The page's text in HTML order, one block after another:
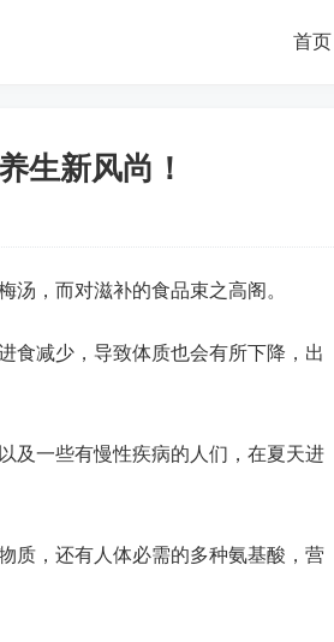
首页
生新风尚！
汤，而对滋补的食品束之高阁。
食减少，导致体质也会有所下降，出
及一些有慢性疾病的人们，在夏天进
质，还有人体必需的多种氨基酸，营